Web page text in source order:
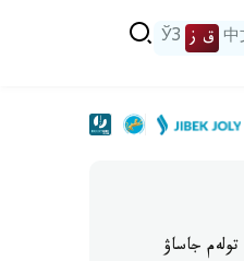
中 ق ز ЎЗ
تولەم جاساۋ